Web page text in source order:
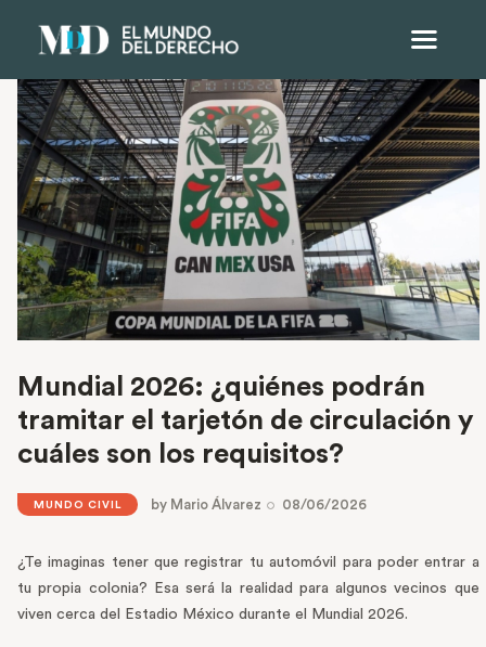
Mundial 2026: ¿quiénes podrán
tramitar el tarjetón de circulación y
cuáles son los requisitos?
MUNDO CIVIL by Mario Álvarez 08/06/2026
¿Te imaginas tener que registrar tu automóvil para poder entrar a
tu propia colonia? Esa será la realidad para algunos vecinos que
viven cerca del Estadio México durante el Mundial 2026.